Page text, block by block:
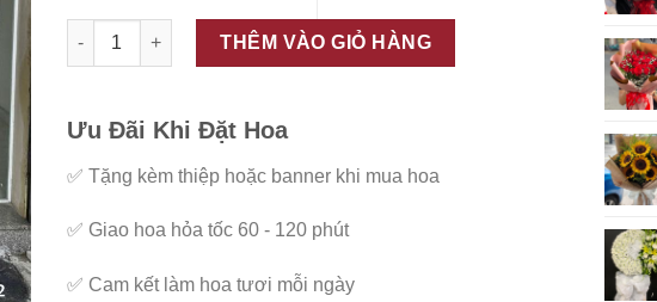
ĐC - K212 số lượng
THÊM VÀO GIỎ HÀNG
Ưu Đãi Khi Đặt Hoa
✅ Tặng kèm thiệp hoặc banner khi mua hoa
✅ Giao hoa hỏa tốc 60 - 120 phút
✅ Cam kết làm hoa tươi mỗi ngày